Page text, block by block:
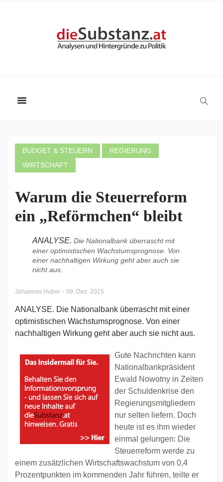
BUDGET & STEUERN
REGIERUNG
WIRTSCHAFT
Warum die Steuerreform
ein „Reförmchen“ bleibt
ANALYSE. Die Nationalbank überrascht mit
einer optimistischen Wachstumsprognose. Von
einer nachhaltigen Wirkung geht aber auch sie
nicht aus.
Johannes Huber - 09. Dez. 2015
ANALYSE. Die Nationalbank überrascht mit einer
optimistischen Wachstumsprognose. Von einer
nachhaltigen Wirkung geht aber auch sie nicht aus.
Gute Nachrichten kann
Nationalbankpräsident
Ewald Nowotny in Zeiten
der Schuldenkrise den
Regierungsmitgliedern
nur selten liefern. Doch
heute ist es ihm wieder
einmal gelungen: Die
Steuerreform werde zu
einem zusätzlichen Wirtschaftswachstum von 0,4
Prozentpunkten im kommenden Jahr führen, teilte er